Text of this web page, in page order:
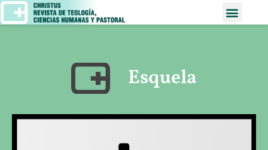
Esquela